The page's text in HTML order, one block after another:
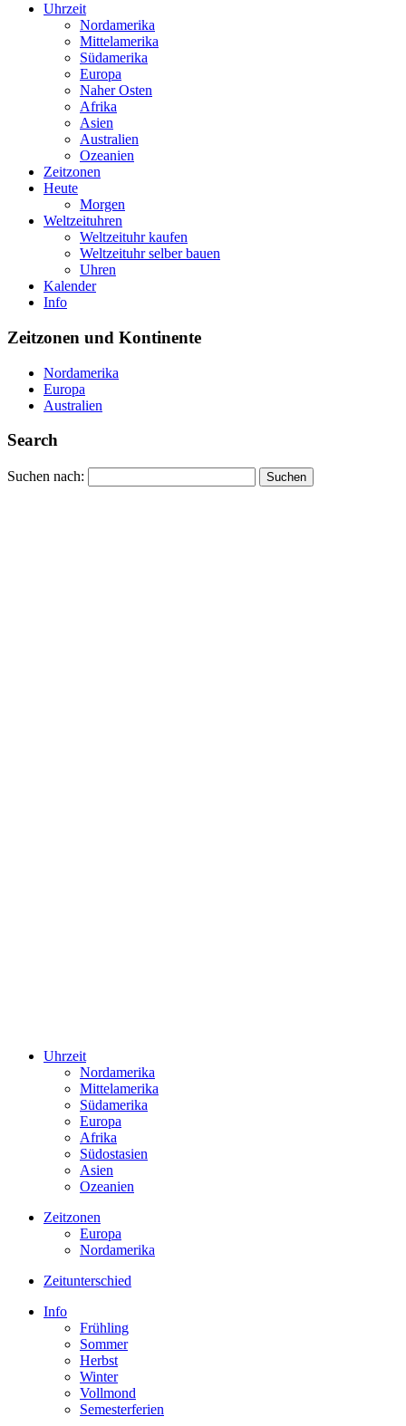
Uhrzeit
Nordamerika
Mittelamerika
Südamerika
Europa
Naher Osten
Afrika
Asien
Australien
Ozeanien
Zeitzonen
Heute
Morgen
Weltzeituhren
Weltzeituhr kaufen
Weltzeituhr selber bauen
Uhren
Kalender
Info
Zeitzonen und Kontinente
Nordamerika
Europa
Australien
Search
Suchen nach:
Uhrzeit
Nordamerika
Mittelamerika
Südamerika
Europa
Afrika
Südostasien
Asien
Ozeanien
Zeitzonen
Europa
Nordamerika
Zeitunterschied
Info
Frühling
Sommer
Herbst
Winter
Vollmond
Semesterferien